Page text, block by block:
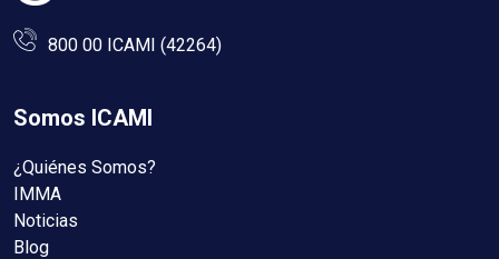
800 00 ICAMI (42264)
Somos ICAMI
¿Quiénes Somos?
IMMA
Noticias
Blog